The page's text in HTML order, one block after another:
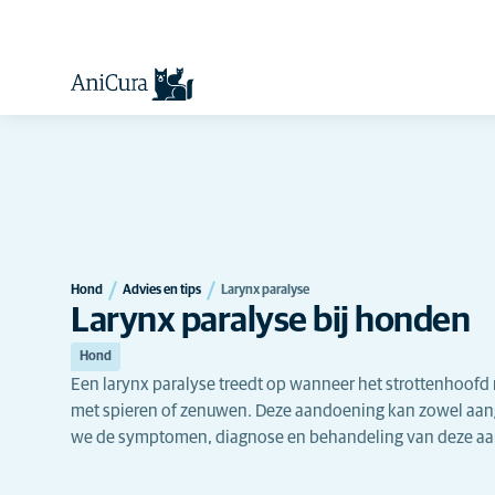
Hond Advies en tips Larynx paralyse
Larynx paralyse bij honden
Hond
Een larynx paralyse treedt op wanneer het
met spieren of zenuwen. Deze aandoening kan zowel
we de symptomen, diagnose en behandeling van deze